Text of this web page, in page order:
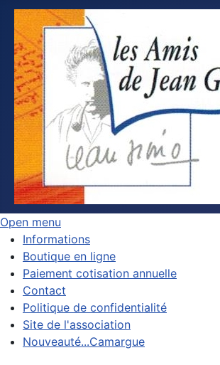
Open menu
Informations
Boutique en ligne
Paiement cotisation annuelle
Contact
Politique de confidentialité
Site de l'association
Nouveauté...Camargue